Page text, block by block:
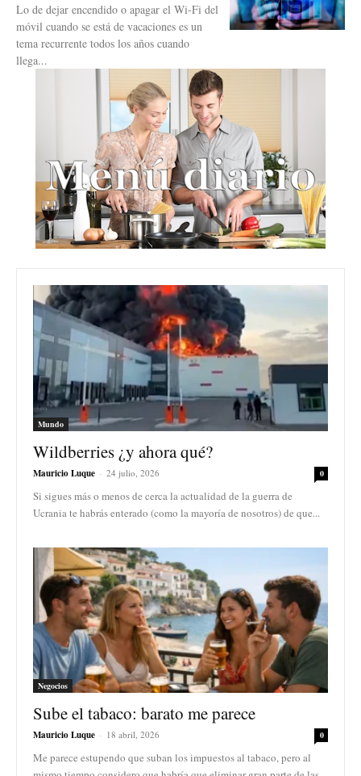
Lo de dejar encendido o apagar el Wi-Fi del
móvil cuando se está de vacaciones es un
tema recurrente todos los años cuando
llega...
Mundo
Wildberries ¿y ahora qué?
Mauricio Luque - 24 julio, 2026 0
Si sigues más o menos de cerca la actualidad de la guerra de
Ucrania te habrás enterado (como la mayoría de nosotros) de que...
Negocios
Sube el tabaco: barato me parece
Mauricio Luque - 18 abril, 2026 0
Me parece estupendo que suban los impuestos al tabaco, pero al